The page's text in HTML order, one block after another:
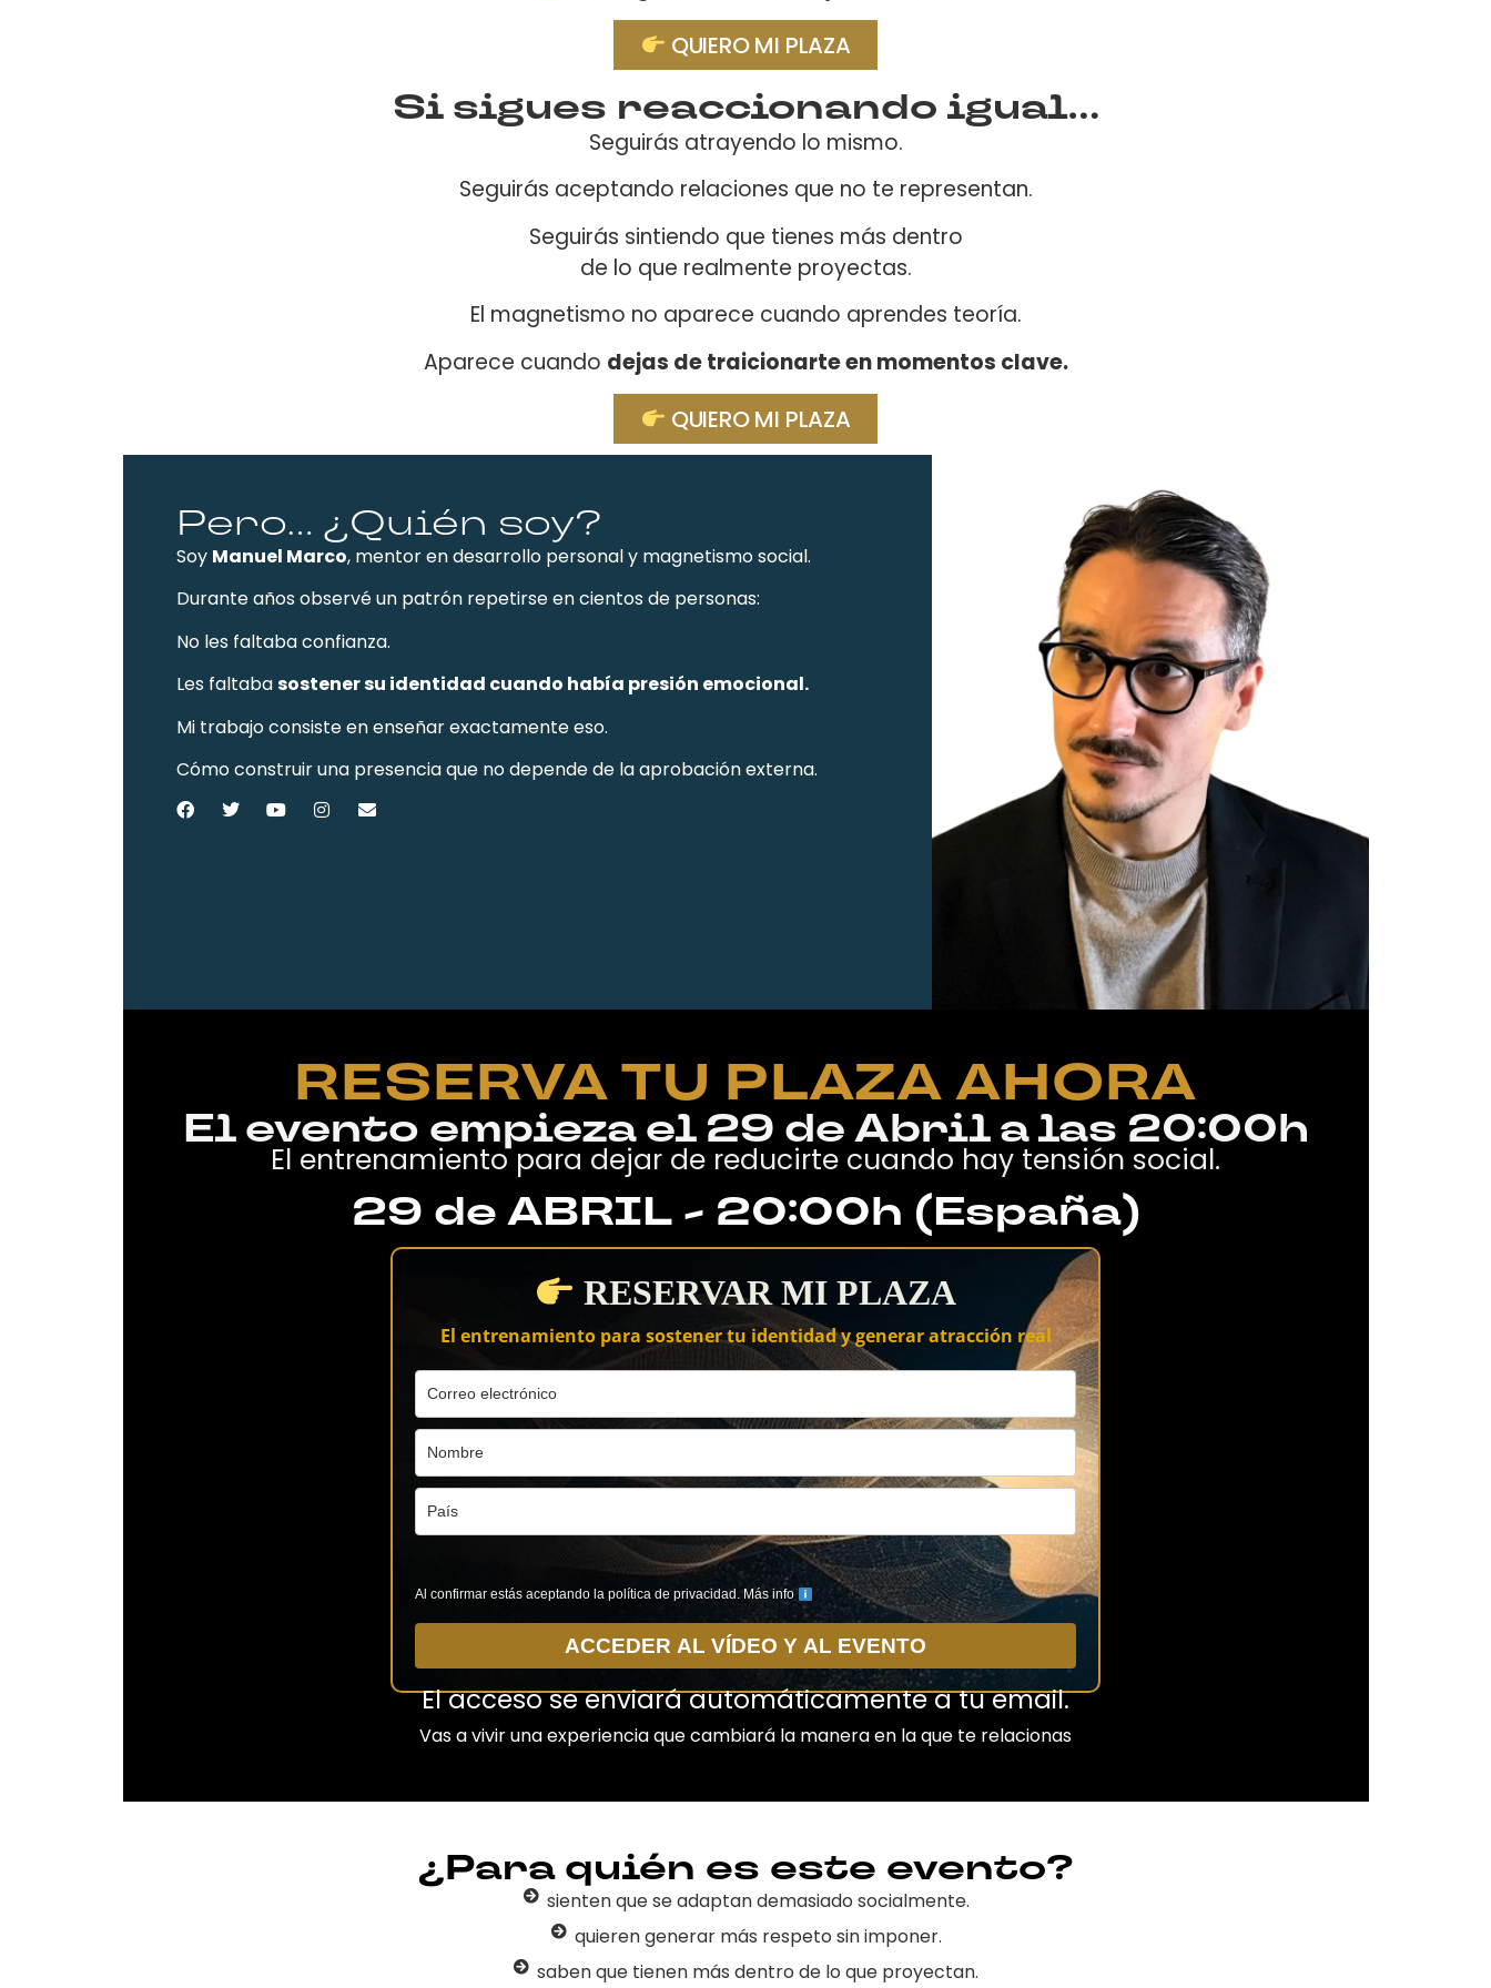
QUIERO MI PLAZA
Si sigues reaccionando igual…
Seguirás atrayendo lo mismo.
Seguirás aceptando relaciones que no te representan.
Seguirás sintiendo que tienes más dentro
de lo que realmente proyectas.
El magnetismo no aparece cuando aprendes teoría.
Aparece cuando dejas de traicionarte en momentos clave.
QUIERO MI PLAZA
Pero... ¿Quién soy?
Soy Manuel Marco, mentor en desarrollo personal y magnetismo social.
Durante años observé un patrón repetirse en cientos de personas:
No les faltaba confianza.
Les faltabasostener su identidad cuando había presión emocional.
Mi trabajo consiste en enseñar exactamente eso.
Cómo construir una presencia que no depende de la aprobación externa.
RESERVA TU PLAZA AHORA
El evento empieza el 29 de Abril a las 20:00h
El entrenamiento para dejar de reducirte cuando hay tensión social.
29 de ABRIL - 20:00h (España)
RESERVAR MI PLAZA
El entrenamiento para sostener tu identidad y generar atracción real
Al confirmar estás aceptando la política de privacidad. Más info
ACCEDER AL VÍDEO Y AL EVENTO
El acceso se enviará automáticamente a tu email.
Vas a vivir una experiencia que cambiará la manera en la que te relacionas
¿Para quién es este evento?​
sienten que se adaptan demasiado socialmente.
quieren generar más respeto sin imponer.
saben que tienen más dentro de lo que proyectan.